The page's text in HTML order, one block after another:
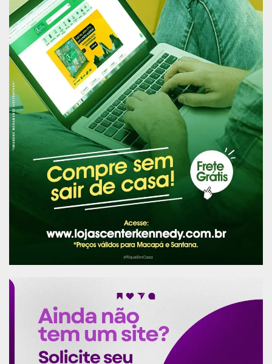
Em seu discurso, o procurador-geral e chanceler
da Ordem do Mérito MPM, Antônio Pereira Duarte,
agradeceu aos condecorados e falou que ainda
há muito para se fazer, diante dos inumeráveis
desafios que se mostram à frente e que a
democracia reclama que todos seus atores
sejam ouvidos e participem dos processos
decisórios.